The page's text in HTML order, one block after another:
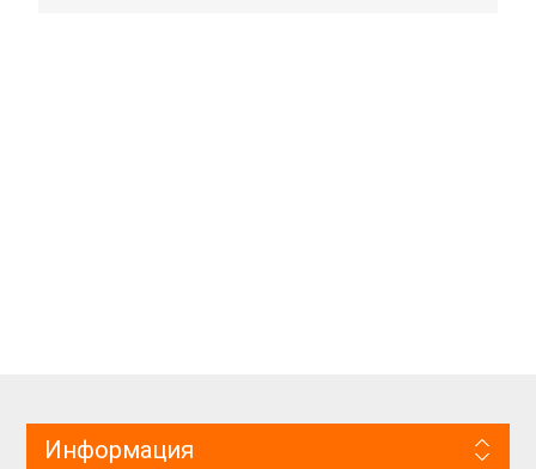
Информация